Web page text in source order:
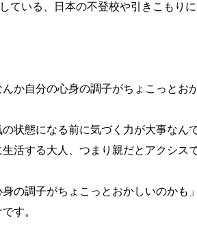
ている、日本の不登校や引きこもり
か自分の心身の調子がちょこっとお
状態になる前に気づく力が大事なんで
活する大人、つまり親だとアクシス
の調子がちょこっとおかしいのかも
す。